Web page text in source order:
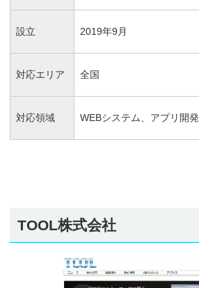
設立 2019年9月
対応エリア 全国
対応領域 WEBシステム、アプリ開発
TOOL株式会社